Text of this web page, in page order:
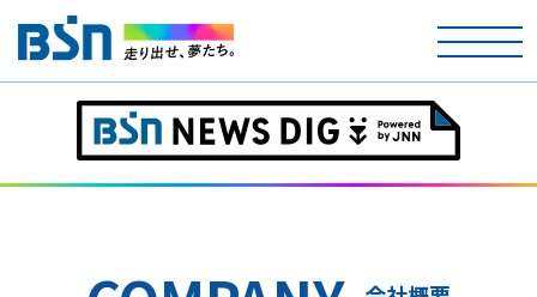
ホーム
テレビ